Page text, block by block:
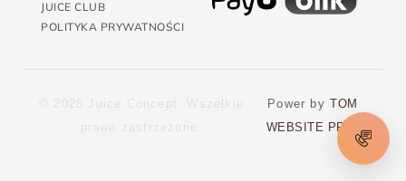
JUICE CLUB
POLITYKA PRYWATNOŚCI
Power byTOM
WEBSITE PRO